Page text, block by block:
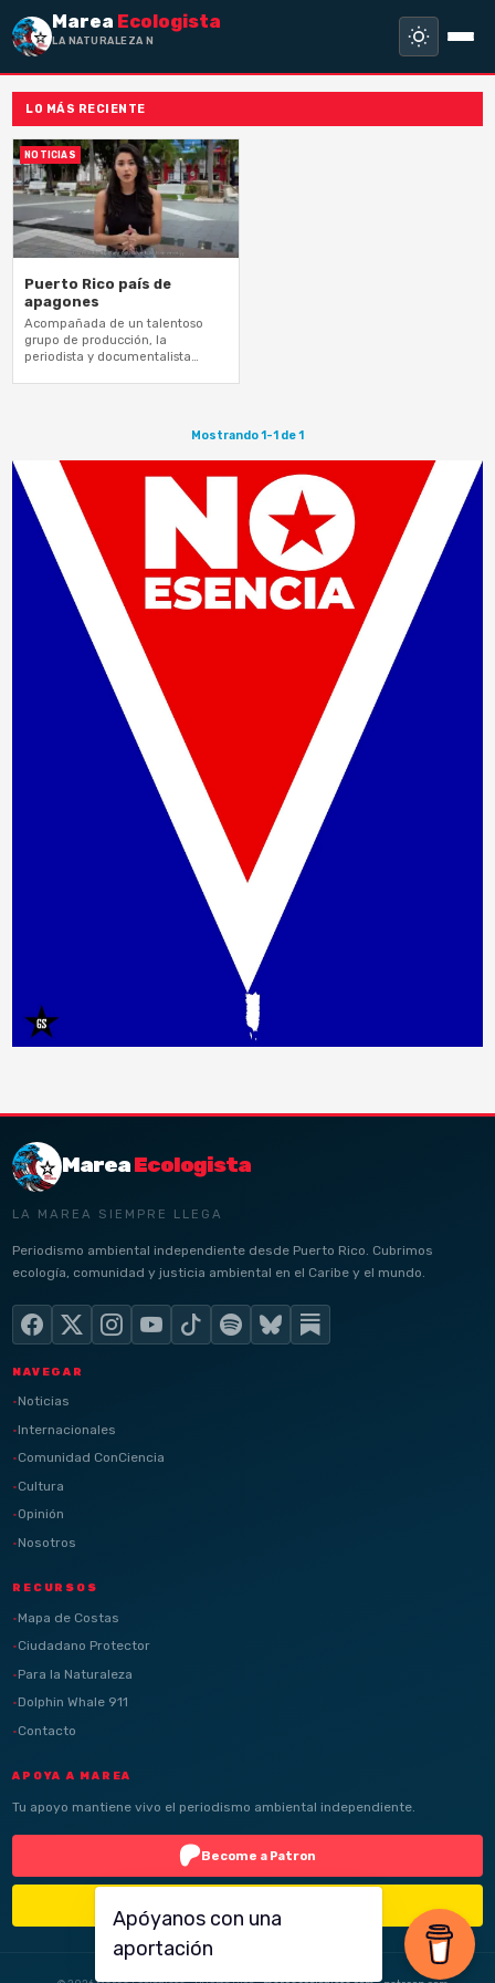
Marea Ecologista
LA NATURALEZA NO HA
LO MÁS RECIENTE
NOTICIAS
Puerto Rico país de
apagones
Acompañada de un talentoso
grupo de producción, la
periodista y documentalista
Mostrando 1-1 de 1
MareaEcologista
LA MAREA SIEMPRE LLEGA
Periodismo ambiental independiente desde Puerto Rico. Cubrimos
ecología, comunidad y justicia ambiental en el Caribe y el mundo.
NAVEGAR
Noticias
Internacionales
Comunidad ConCiencia
Cultura
Opinión
Nosotros
RECURSOS
Mapa de Costas
Ciudadano Protector
Para la Naturaleza
Dolphin Whale 911
Contacto
APOYA A MAREA
Tu apoyo mantiene vivo el periodismo ambiental independiente.
Become a Patron
Apóyanos con una
aportación